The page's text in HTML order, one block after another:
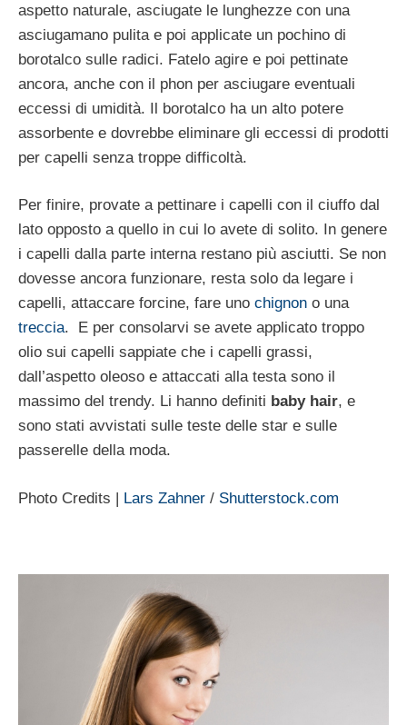
aspetto naturale, asciugate le lunghezze con una
asciugamano pulita e poi applicate un pochino di
borotalco sulle radici. Fatelo agire e poi pettinate
ancora, anche con il phon per asciugare eventuali
eccessi di umidità. Il borotalco ha un alto potere
assorbente e dovrebbe eliminare gli eccessi di prodotti
per capelli senza troppe difficoltà.
Per finire, provate a pettinare i capelli con il ciuffo dal
lato opposto a quello in cui lo avete di solito. In genere
i capelli dalla parte interna restano più asciutti. Se non
dovesse ancora funzionare, resta solo da legare i
capelli, attaccare forcine, fare uno chignon o una
treccia. E per consolarvi se avete applicato troppo
olio sui capelli sappiate che i capelli grassi,
dall’aspetto oleoso e attaccati alla testa sono il
massimo del trendy. Li hanno definiti baby hair, e
sono stati avvistati sulle teste delle star e sulle
passerelle della moda.
Photo Credits | Lars Zahner / Shutterstock.com